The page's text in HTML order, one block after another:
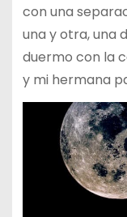
con una
una y otra, una
duermo con la
y mi hermana